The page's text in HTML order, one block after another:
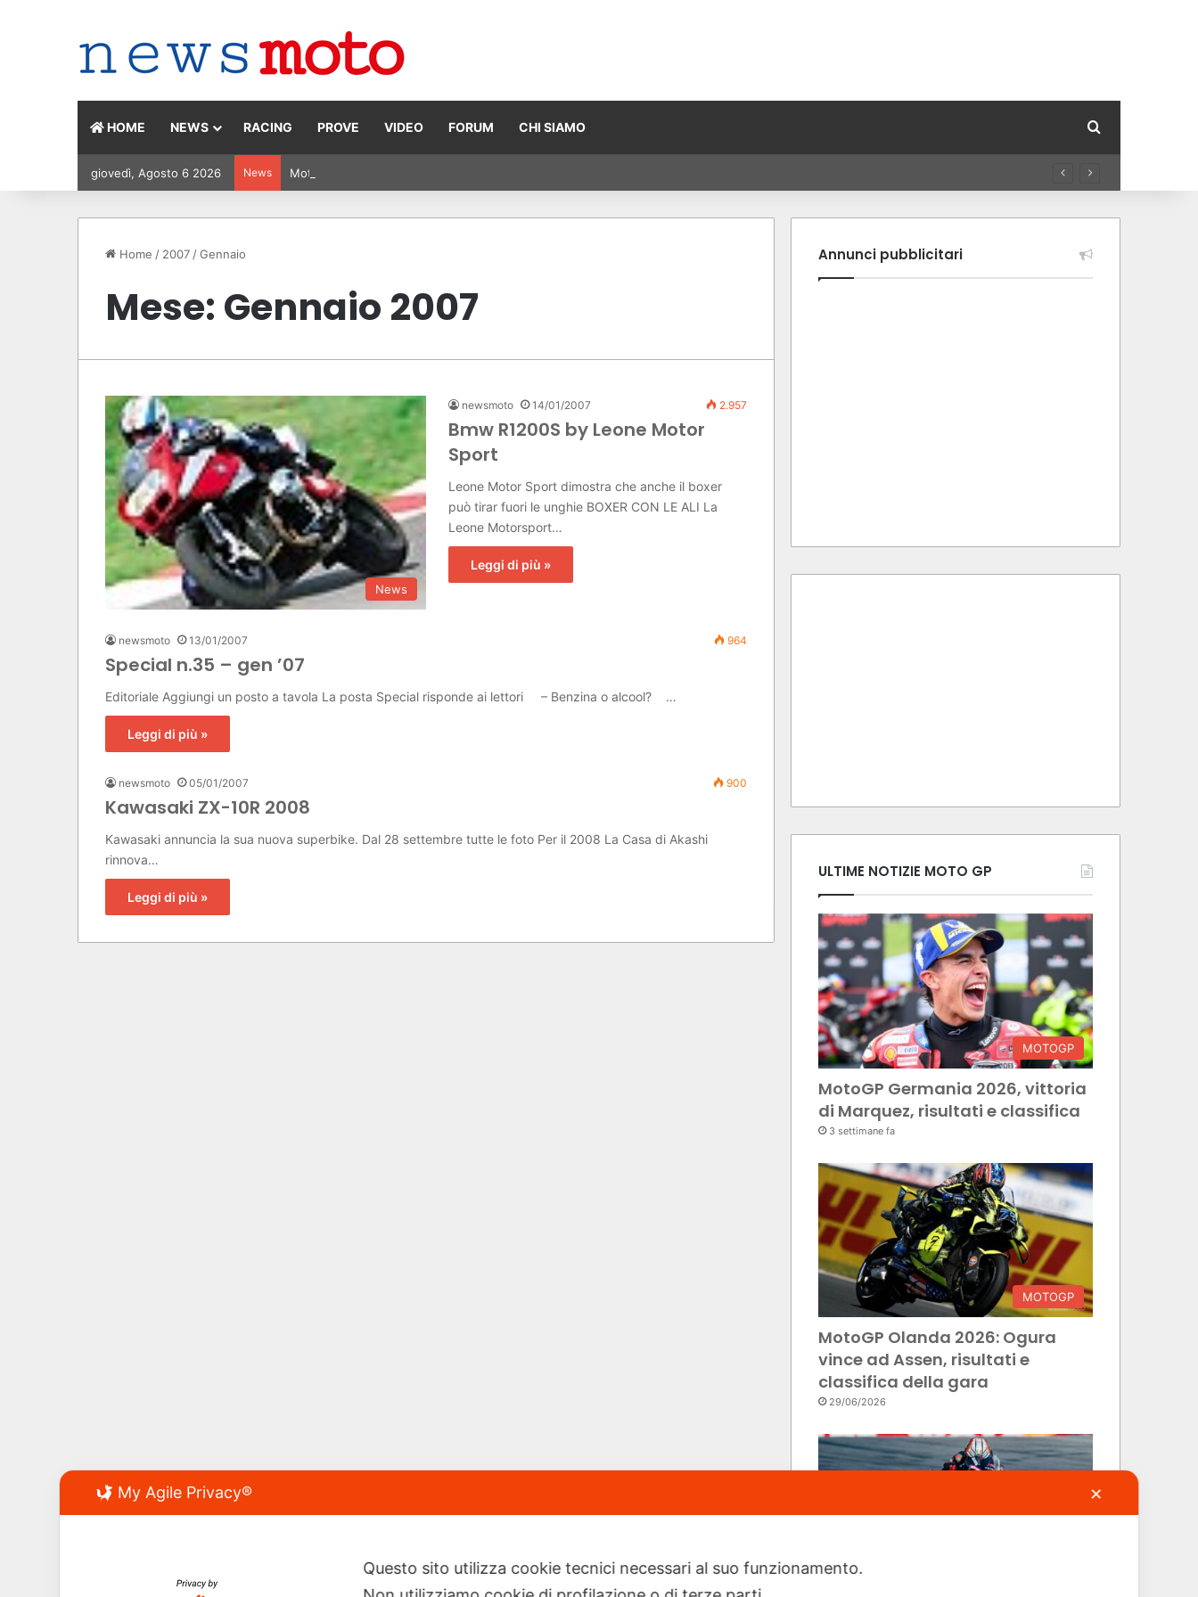
HOME NEWS RACING PROVE VIDEO FORUM CHI SIAMO Cerca per
giovedì, Agosto 6 2026 News MotoGP Olanda 2026: Ogura vince ad Assen, risultati e classifica della gara
Home / 2007 /Gennaio
Mese: Gennaio 2007
News
newsmoto 14/01/2007 2.957
Bmw R1200S by Leone Motor
Sport
Leone Motor Sport dimostra che anche il boxer
può tirar fuori le unghie BOXER CON LE ALI La
Leone Motorsport…
Leggi di più »
newsmoto 13/01/2007 964
Special n.35 – gen ’07
Editoriale Aggiungi un posto a tavola La posta Special risponde ai lettori – Benzina o alcool? …
Leggi di più »
newsmoto 05/01/2007 900
Kawasaki ZX-10R 2008
Kawasaki annuncia la sua nuova superbike. Dal 28 settembre tutte le foto Per il 2008 La Casa di Akashi
rinnova…
Leggi di più »
Annunci pubblicitari
ULTIME NOTIZIE MOTO GP
MOTOGP
MotoGP Germania 2026, vittoria
di Marquez, risultati e classifica
3 settimane fa
MOTOGP
MotoGP Olanda 2026: Ogura
vince ad Assen, risultati e
classifica della gara
29/06/2026
My Agile Privacy® ✕
Questo sito utilizza cookie tecnici necessari al suo funzionamento.